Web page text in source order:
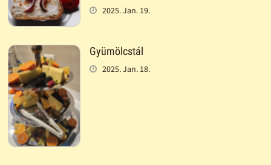
2025. Jan. 19.
Gyümölcstál
2025. Jan. 18.